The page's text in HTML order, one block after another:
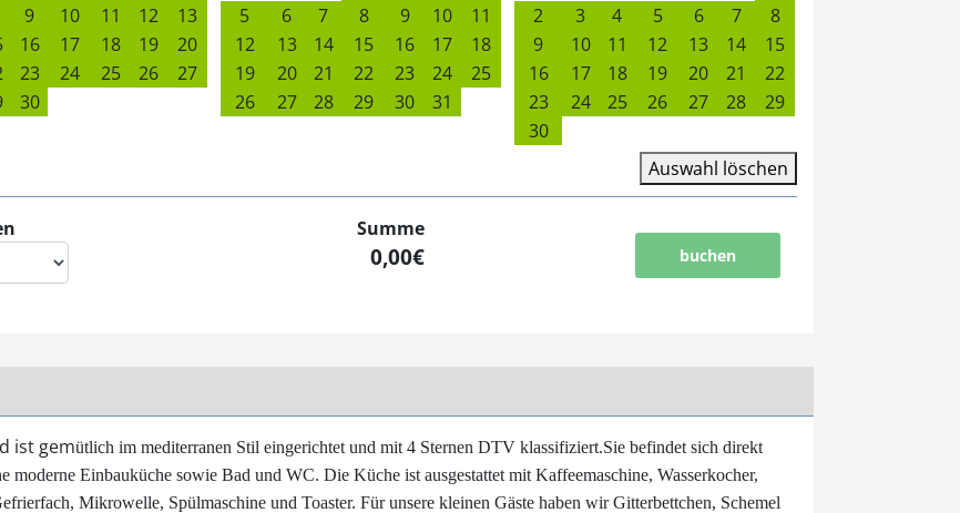
9 10 11 12
13
16 17 18 19
20
23 24 25 26
27
30
5
6 7 8 9 10
11
12
13 14 15 16 17
18
19
20 21 22 23 24
25
26
27 28 29 30 31
2
3 4 5 6 7
8
9
10 11 12 13 14
15
16
17 18 19 20 21
22
23
24 25 26 27 28
29
30
Auswahl löschen
Summe
0,00€ buchen
ist gemütlich im mediterranen Stil eingerichtet und mit 4 Sternen DTV klassifiziert.Sie befindet sich direkt
moderne Einbauküche sowie Bad und WC. Die Küche ist ausgestattet mit Kaffeemaschine, Wasserkocher,
Mikrowelle, Spülmaschine und Toaster. Für unsere kleinen Gäste haben wir Gitterbettchen, Schemel